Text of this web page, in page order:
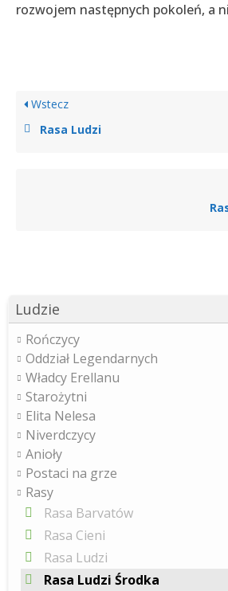
Ludzie
Rończycy
Oddział Legendarnych
Władcy Erellanu
Starożytni
Elita Nelesa
Niverdczycy
Anioły
Postaci na grze
Rasy
Rasa Barvatów
Rasa Cieni
Rasa Ludzi
Rasa Ludzi Środka
rozwojem następnych pokoleń, a
Wstecz
Rasa Ludzi